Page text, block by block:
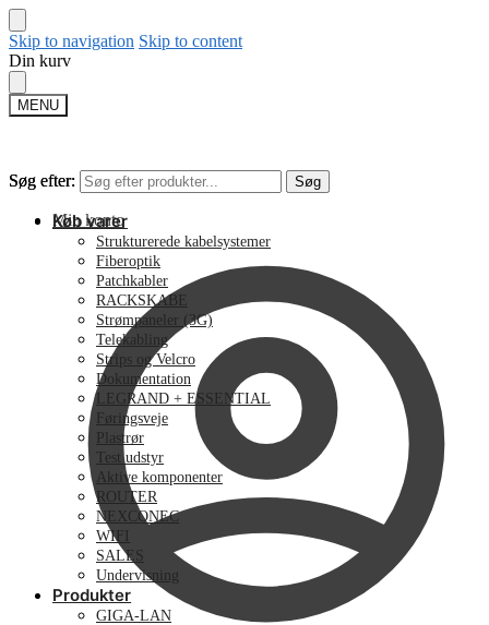
Skip to navigation Skip to content
Din kurv
MENU
Søg efter: Søg
Min konto
Søg efter: Søg
Køb varer
Strukturerede kabelsystemer
Fiberoptik
Patchkabler
RACKSKABE
Strømpaneler (3G)
Telekabling
Strips og Velcro
Dokumentation
LEGRAND + ESSENTIAL
Føringsveje
Plastrør
Test udstyr
Aktive komponenter
ROUTER
NEXCONEC
WIFI
SALES
Undervisning
Produkter
GIGA-LAN